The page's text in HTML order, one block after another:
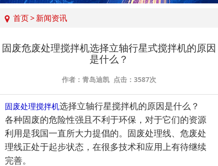
首页>新闻资讯
固废危废处理搅拌机选择立轴行星式搅拌机的原因
是什么？
作者：青岛迪凯 点击：3587次
固废处理搅拌机选择立轴行星搅拌机的原因是什么？
各种固废的危险性强且不利于环保，对于它们的资源
利用是我国一直所大力提倡的。固废处理线、危废处
理线正处于起步状态，在很多技术和应用上有待继续
完善。